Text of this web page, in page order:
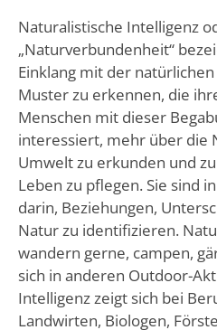
Naturalistische Intelligenz
„Naturverbundenheit“
Einklang mit der
Muster zu erkennen, die
Menschen mit dieser
interessiert, mehr über die
Umwelt zu erkunden und
Leben zu pflegen. Sie sind
darin, Beziehungen,
Natur zu identifizieren.
wandern gerne, campen,
sich in anderen Outdoor-
Intelligenz zeigt sich bei
Landwirten, Biologen,